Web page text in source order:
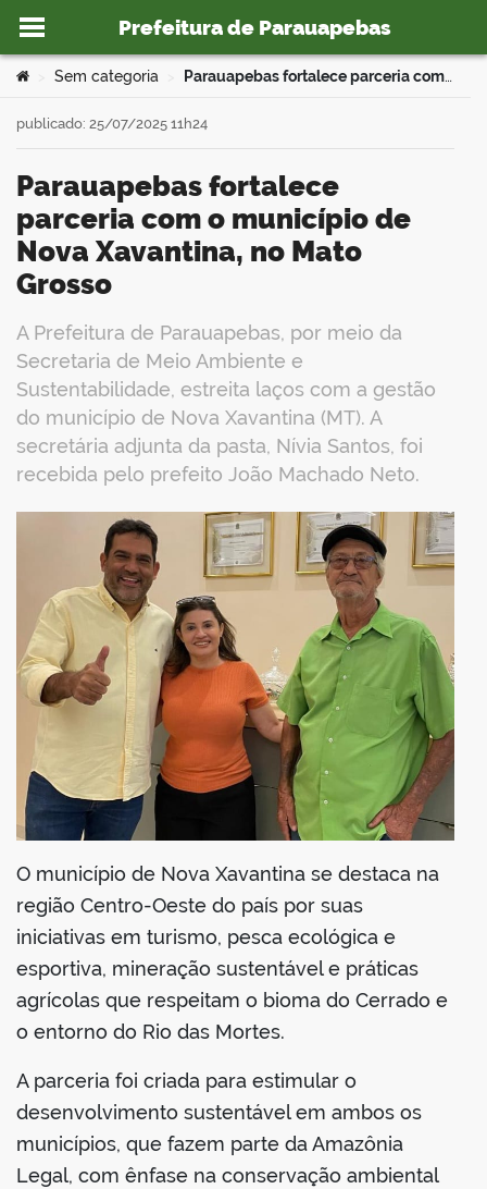
Ir para o conteúdo
Prefeitura de Parauapebas
portal
Você está aqui:
Sem categoria Parauapebas fortalece parceria com o município de Nova Xavantina, no Mato Grosso
Parauapebas fortalece
parceria com o município de
Nova Xavantina, no Mato
Grosso
A Prefeitura de Parauapebas, por meio da
Secretaria de Meio Ambiente e
Sustentabilidade, estreita laços com a gestão
do município de Nova Xavantina (MT). A
secretária adjunta da pasta, Nívia Santos, foi
recebida pelo prefeito João Machado Neto.
publicado: 25/07/2025 11h24
O município de Nova Xavantina se destaca na
região Centro-Oeste do país por suas
iniciativas em turismo, pesca ecológica e
esportiva, mineração sustentável e práticas
agrícolas que respeitam o bioma do Cerrado e
o entorno do Rio das Mortes.
A parceria foi criada para estimular o
desenvolvimento sustentável em ambos os
municípios, que fazem parte da Amazônia
Legal, com ênfase na conservação ambiental